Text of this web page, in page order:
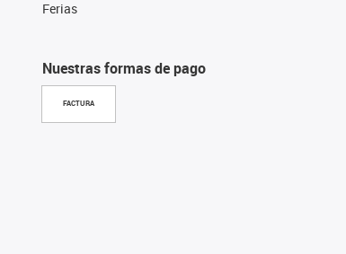
Ferias
Nuestras formas de pago
FACTURA